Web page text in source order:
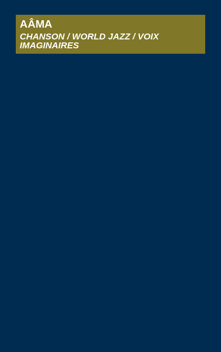
AÂMA
CHANSON / WORLD JAZZ / VOIX
IMAGINAIRES